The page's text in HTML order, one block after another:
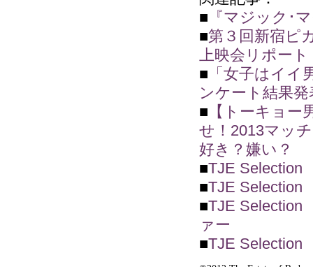
■ 『マジック･
■第３回新宿ピ
上映会リポート
■ 「女子はイ
ンケート結果発
■ 【トーキョ
せ！2013マッ
好き？嫌い？
■TJE
■TJE
■TJE
ァー
■TJE